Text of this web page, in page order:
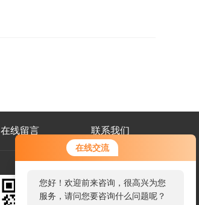
在线交流
您好！欢迎前来咨询，很高兴为您
服务，请问您要咨询什么问题呢？
在线留言 联系我们
公
众
号